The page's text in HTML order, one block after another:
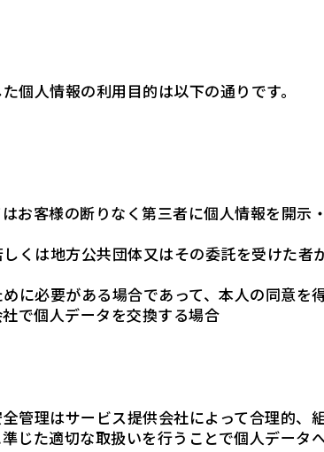
個人情報の利用目的は以下の通りです。
お客様の断りなく第三者に個人情報を開示
くは地方公共団体又はその委託を受けた者
に必要がある場合であって、本人の同意を
で個人データを交換する場合
管理はサービス提供会社によって合理的、
じた適切な取扱いを行うことで個人データ